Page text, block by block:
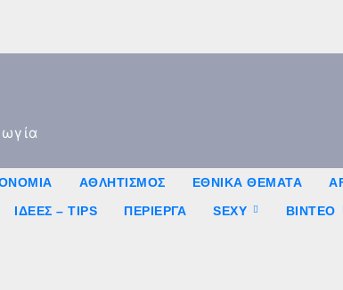
ΑΘΛΗΤΙΣΜΌΣ ΕΘΝΙΚΆ ΘΈΜΑΤΑ
ΙΔΈΕΣ – TIPS ΠΕΡΊΕΡΓΑ SEXY ΒΙΝΤΕΟ